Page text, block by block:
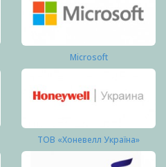
Microsoft
ТОВ «Хоневелл Україна»